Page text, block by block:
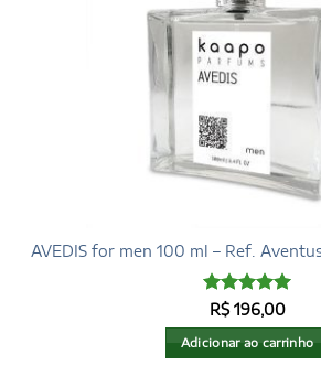
AVEDIS for men 100 ml – Ref.
Avaliação5
de 5
R$196,00
Adicionar ao carrinho